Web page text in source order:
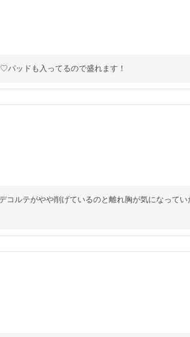
パッドも入ってるので盛れます！
ルテがやや削げているのと離れ胸が気になって